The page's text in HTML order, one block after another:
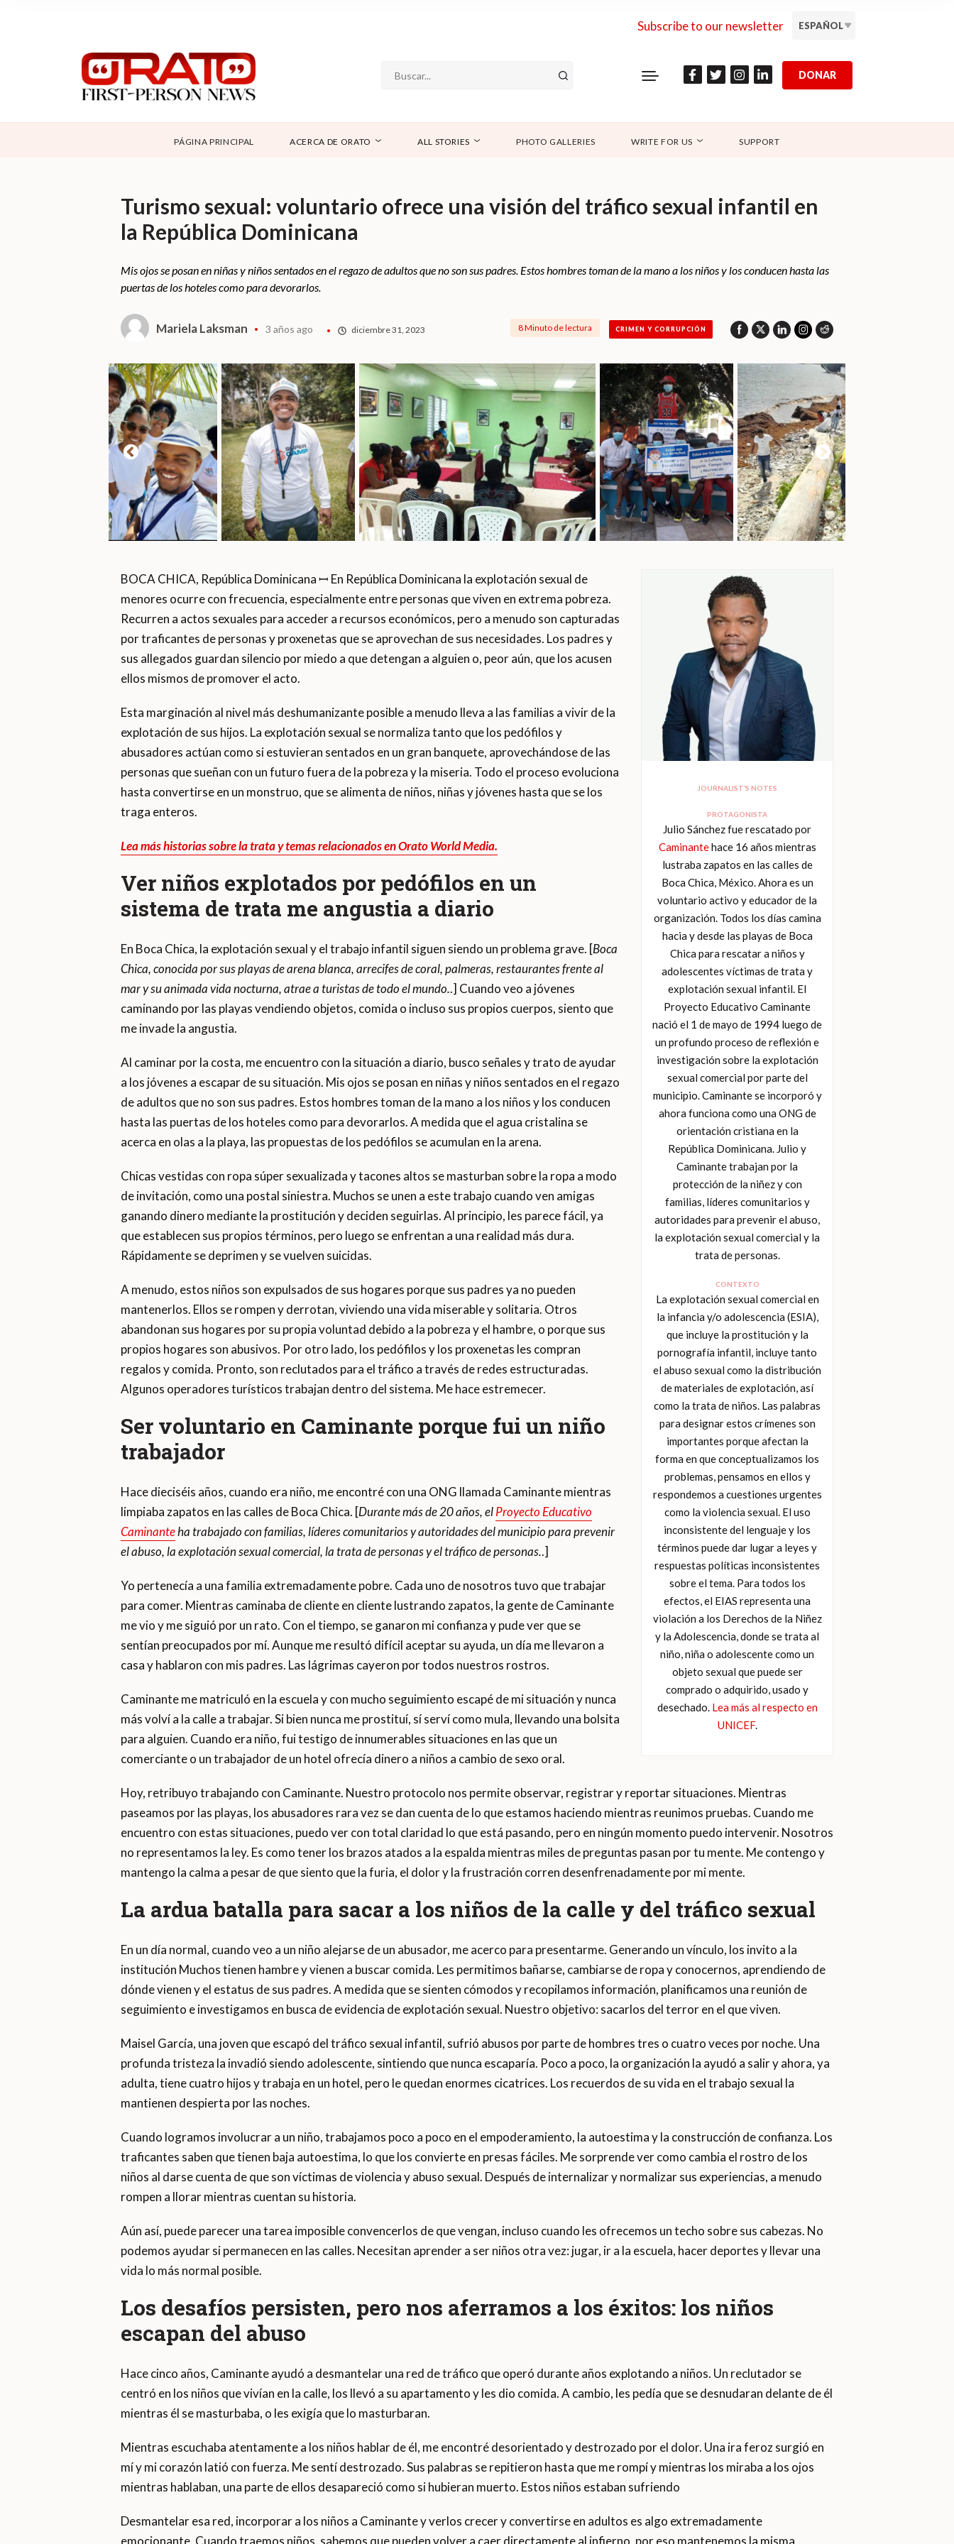
Subscribe to our newsletter ESPAÑOL
SUPPORT
CONTÁCTANOS
DONAR
PÁGINA PRINCIPAL ACERCA DE ORATO ALL STORIES PHOTO GALLERIES WRITE FOR US SUPPORT
Turismo sexual: voluntario ofrece una visión del tráfico sexual infantil en
la República Dominicana
Mis ojos se posan en niñas y niños sentados en el regazo de adultos que no son sus padres. Estos hombres toman de la mano a los niños y los conducen hasta las
puertas de los hoteles como para devorarlos.
Mariela Laksman 3 años ago diciembre 31, 2023 8 Minuto de lectura CRIMEN Y CORRUPCIÓN
JOURNALIST’S NOTES
PROTAGONISTA
Julio Sánchez fue rescatado por
Caminantehace 16 años mientras
lustraba zapatos en las calles de
Boca Chica, México. Ahora es un
voluntario activo y educador de la
organización. Todos los días camina
hacia y desde las playas de Boca
Chica para rescatar a niños y
adolescentes víctimas de trata y
explotación sexual infantil. El
Proyecto Educativo Caminante
nació el 1 de mayo de 1994 luego de
un profundo proceso de reflexión e
investigación sobre la explotación
sexual comercial por parte del
municipio. Caminante se incorporó y
ahora funciona como una ONG de
orientación cristiana en la
República Dominicana. Julio y
Caminante trabajan por la
protección de la niñez y con
familias, líderes comunitarios y
autoridades para prevenir el abuso,
la explotación sexual comercial y la
trata de personas.
CONTEXTO
La explotación sexual comercial en
la infancia y/o adolescencia (ESIA),
que incluye la prostitución y la
pornografía infantil, incluye tanto
el abuso sexual como la distribución
de materiales de explotación, así
como la trata de niños. Las palabras
para designar estos crímenes son
importantes porque afectan la
forma en que conceptualizamos los
problemas, pensamos en ellos y
respondemos a cuestiones urgentes
como la violencia sexual. El uso
inconsistente del lenguaje y los
términos puede dar lugar a leyes y
respuestas políticas inconsistentes
sobre el tema. Para todos los
efectos, el EIAS representa una
violación a los Derechos de la Niñez
y la Adolescencia, donde se trata al
niño, niña o adolescente como un
objeto sexual que puede ser
comprado o adquirido, usado y
desechado.Lea más al respecto en
UNICEF.
BOCA CHICA, República Dominicana ꟷ En República Dominicana la explotación sexual de
menores ocurre con frecuencia, especialmente entre personas que viven en extrema pobreza.
Recurren a actos sexuales para acceder a recursos económicos, pero a menudo son capturadas
por traficantes de personas y proxenetas que se aprovechan de sus necesidades. Los padres y
sus allegados guardan silencio por miedo a que detengan a alguien o, peor aún, que los acusen
ellos mismos de promover el acto.
Esta marginación al nivel más deshumanizante posible a menudo lleva a las familias a vivir de la
explotación de sus hijos. La explotación sexual se normaliza tanto que los pedófilos y
abusadores actúan como si estuvieran sentados en un gran banquete, aprovechándose de las
personas que sueñan con un futuro fuera de la pobreza y la miseria. Todo el proceso evoluciona
hasta convertirse en un monstruo, que se alimenta de niños, niñas y jóvenes hasta que se los
traga enteros.
Lea más historias sobre la trata y temas relacionados en Orato World Media.
Ver niños explotados por pedófilos en un
sistema de trata me angustia a diario
En Boca Chica, la explotación sexual y el trabajo infantil siguen siendo un problema grave. [Boca
Chica, conocida por sus playas de arena blanca, arrecifes de coral, palmeras, restaurantes frente al
mar y su animada vida nocturna, atrae a turistas de todo el mundo..] Cuando veo a jóvenes
caminando por las playas vendiendo objetos, comida o incluso sus propios cuerpos, siento que
me invade la angustia.
Al caminar por la costa, me encuentro con la situación a diario, busco señales y trato de ayudar
a los jóvenes a escapar de su situación. Mis ojos se posan en niñas y niños sentados en el regazo
de adultos que no son sus padres. Estos hombres toman de la mano a los niños y los conducen
hasta las puertas de los hoteles como para devorarlos. A medida que el agua cristalina se
acerca en olas a la playa, las propuestas de los pedófilos se acumulan en la arena.
Chicas vestidas con ropa súper sexualizada y tacones altos se masturban sobre la ropa a modo
de invitación, como una postal siniestra. Muchos se unen a este trabajo cuando ven amigas
ganando dinero mediante la prostitución y deciden seguirlas. Al principio, les parece fácil, ya
que establecen sus propios términos, pero luego se enfrentan a una realidad más dura.
Rápidamente se deprimen y se vuelven suicidas.
A menudo, estos niños son expulsados ​​de sus hogares porque sus padres ya no pueden
mantenerlos. Ellos se rompen y derrotan, viviendo una vida miserable y solitaria. Otros
abandonan sus hogares por su propia voluntad debido a la pobreza y el hambre, o porque sus
propios hogares son abusivos. Por otro lado, los pedófilos y los proxenetas les compran
regalos y comida. Pronto, son reclutados para el tráfico a través de redes estructuradas.
Algunos operadores turísticos trabajan dentro del sistema. Me hace estremecer.
Ser voluntario en Caminante porque fui un niño
trabajador
Hace dieciséis años, cuando era niño, me encontré con una ONG llamada Caminante mientras
limpiaba zapatos en las calles de Boca Chica. [Durante más de 20 años, elProyecto Educativo
Caminanteha trabajado con familias, líderes comunitarios y autoridades del municipio para prevenir
el abuso, la explotación sexual comercial, la trata de personas y el tráfico de personas..]
Yo pertenecía a una familia extremadamente pobre. Cada uno de nosotros tuvo que trabajar
para comer. Mientras caminaba de cliente en cliente lustrando zapatos, la gente de Caminante
me vio y me siguió por un rato. Con el tiempo, se ganaron mi confianza y pude ver que se
sentían preocupados por mí. Aunque me resultó difícil aceptar su ayuda, un día me llevaron a
casa y hablaron con mis padres. Las lágrimas cayeron por todos nuestros rostros.
Caminante me matriculó en la escuela y con mucho seguimiento escapé de mi situación y nunca
más volví a la calle a trabajar. Si bien nunca me prostituí, sí serví como mula, llevando una bolsita
para alguien. Cuando era niño, fui testigo de innumerables situaciones en las que un
comerciante o un trabajador de un hotel ofrecía dinero a niños a cambio de sexo oral.
Hoy, retribuyo trabajando con Caminante. Nuestro protocolo nos permite observar, registrar y reportar situaciones. Mientras
paseamos por las playas, los abusadores rara vez se dan cuenta de lo que estamos haciendo mientras reunimos pruebas. Cuando me
encuentro con estas situaciones, puedo ver con total claridad lo que está pasando, pero en ningún momento puedo intervenir. Nosotros
no representamos la ley. Es como tener los brazos atados a la espalda mientras miles de preguntas pasan por tu mente. Me contengo y
mantengo la calma a pesar de que siento que la furia, el dolor y la frustración corren desenfrenadamente por mi mente.
La ardua batalla para sacar a los niños de la calle y del tráfico sexual
En un día normal, cuando veo a un niño alejarse de un abusador, me acerco para presentarme. Generando un vínculo, los invito a la
institución Muchos tienen hambre y vienen a buscar comida. Les permitimos bañarse, cambiarse de ropa y conocernos, aprendiendo de
dónde vienen y el estatus de sus padres. A medida que se sienten cómodos y recopilamos información, planificamos una reunión de
seguimiento e investigamos en busca de evidencia de explotación sexual. Nuestro objetivo: sacarlos del terror en el que viven.
Maisel García, una joven que escapó del tráfico sexual infantil, sufrió abusos por parte de hombres tres o cuatro veces por noche. Una
profunda tristeza la invadió siendo adolescente, sintiendo que nunca escaparía. Poco a poco, la organización la ayudó a salir y ahora, ya
adulta, tiene cuatro hijos y trabaja en un hotel, pero le quedan enormes cicatrices. Los recuerdos de su vida en el trabajo sexual la
mantienen despierta por las noches.
Cuando logramos involucrar a un niño, trabajamos poco a poco en el empoderamiento, la autoestima y la construcción de confianza. Los
traficantes saben que tienen baja autoestima, lo que los convierte en presas fáciles. Me sorprende ver como cambia el rostro de los
niños al darse cuenta de que son víctimas de violencia y abuso sexual. Después de internalizar y normalizar sus experiencias, a menudo
rompen a llorar mientras cuentan su historia.
Aún así, puede parecer una tarea imposible convencerlos de que vengan, incluso cuando les ofrecemos un techo sobre sus cabezas. No
podemos ayudar si permanecen en las calles. Necesitan aprender a ser niños otra vez: jugar, ir a la escuela, hacer deportes y llevar una
vida lo más normal posible.
Los desafíos persisten, pero nos aferramos a los éxitos: los niños
escapan del abuso
Hace cinco años, Caminante ayudó a desmantelar una red de tráfico que operó durante años explotando a niños. Un reclutador se
centró en los niños que vivían en la calle, los llevó a su apartamento y les dio comida. A cambio, les pedía que se desnudaran delante de él
mientras él se masturbaba, o les exigía que lo masturbaran.
Mientras escuchaba atentamente a los niños hablar de él, me encontré desorientado y destrozado por el dolor. Una ira feroz surgió en
mí y mi corazón latió con fuerza. Me sentí destrozado. Sus palabras se repitieron hasta que me rompí y mientras los miraba a los ojos
mientras hablaban, una parte de ellos desapareció como si hubieran muerto. Estos niños estaban sufriendo
Desmantelar esa red, incorporar a los niños a Caminante y verlos crecer y convertirse en adultos es algo extremadamente
emocionante. Cuando traemos niños, sabemos que pueden volver a caer directamente al infierno, por eso mantenemos la misma